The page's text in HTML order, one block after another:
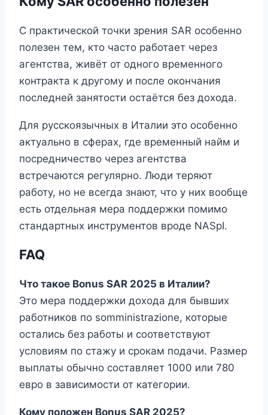
С практической точки зрения SAR особенно
полезен тем, кто часто работает через
агентства, живёт от одного временного
контракта к другому и после окончания
последней занятости остаётся без дохода.
Для русскоязычных в Италии это особенно
актуально в сферах, где временный найм и
посредничество через агентства
встречаются регулярно. Люди теряют
работу, но не всегда знают, что у них вообще
есть отдельная мера поддержки помимо
стандартных инструментов вроде NASpI.
FAQ
Что такое Bonus SAR 2025 в Италии?
Это мера поддержки дохода для бывших
работников по somministrazione, которые
остались без работы и соответствуют
условиям по стажу и срокам подачи. Размер
выплаты обычно составляет 1000 или 780
евро в зависимости от категории.
Кому положен Bonus SAR 2025?